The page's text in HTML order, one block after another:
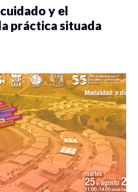
y el
práctica situada